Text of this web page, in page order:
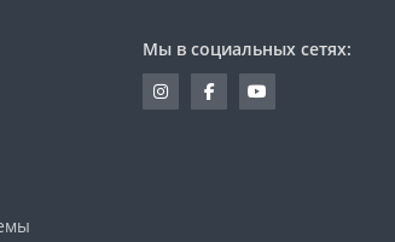
Мы в социальных сетях: